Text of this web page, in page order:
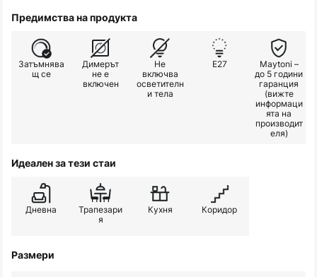
Предимства на продукта
Затъмнява
щ се
Димерът
не е
включен
Не
включва
осветителн
и тела
E27
Maytoni –
до 5 години
гаранция
(вижте
информаци
ята на
производит
еля)
Идеален за тези стаи
Дневна
Трапезари
я
Кухня Коридор
Размери